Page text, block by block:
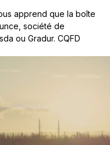
apprend que la boîte
société de
ou Gradur. CQFD